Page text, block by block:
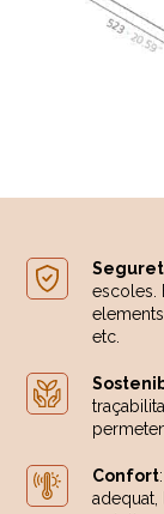
escoles.
etc.
Confort